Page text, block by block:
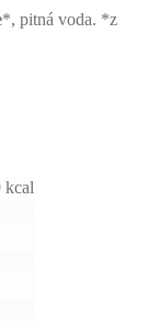
*, pitná voda. *z
kcal